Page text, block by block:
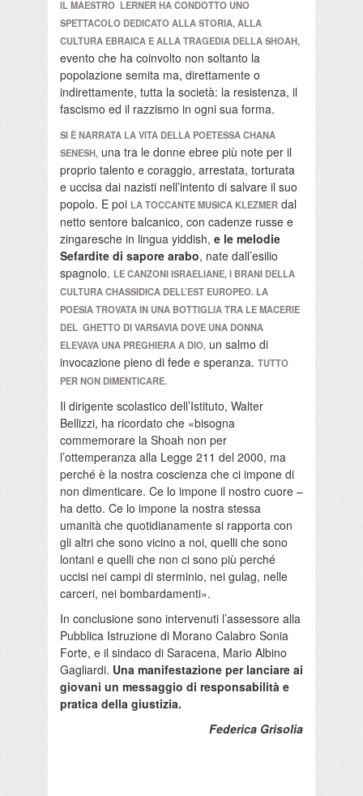
IL MAESTRO LERNER HA CONDOTTO UNO
SPETTACOLO DEDICATO ALLA STORIA, ALLA
CULTURA EBRAICA E ALLA TRAGEDIA DELLA SHOAH,
evento che ha coinvolto non soltanto la
popolazione semita ma, direttamente o
indirettamente, tutta la società: la resistenza, il
fascismo ed il razzismo in ogni sua forma.
SI È NARRATA LA VITA DELLA POETESSACHANA
SENESH, una tra le donne ebree più note per il
proprio talento e coraggio, arrestata, torturata
e uccisa dai nazisti nell’intento di salvare il suo
popolo. E poi LA TOCCANTE MUSICA KLEZMER dal
netto sentore balcanico, con cadenze russe e
zingaresche in lingua yiddish, e le melodie
Sefardite di sapore arabo, nate dall’esilio
spagnolo. LE CANZONI ISRAELIANE, I BRANI DELLA
CULTURA CHASSIDICA DELL’EST EUROPEO. LA
POESIA TROVATA IN UNA BOTTIGLIA TRA LE MACERIE
DEL GHETTO DI VARSAVIA DOVE UNA DONNA
ELEVAVA UNA PREGHIERA A DIO, un salmo di
invocazione pieno di fede e speranza. TUTTO
PER NON DIMENTICARE.
Il dirigente scolastico dell’Istituto, Walter
Bellizzi, ha ricordato che «bisogna
commemorare la Shoah non per
l’ottemperanza alla Legge 211 del 2000, ma
perché è la nostra coscienza che ci impone di
non dimenticare. Ce lo impone il nostro cuore –
ha detto. Ce lo impone la nostra stessa
umanità che quotidianamente si rapporta con
gli altri che sono vicino a noi, quelli che sono
lontani e quelli che non ci sono più perché
uccisi nei campi di sterminio, nei gulag, nelle
carceri, nei bombardamenti».
In conclusione sono intervenuti l’assessore alla
Pubblica Istruzione di Morano Calabro Sonia
Forte, e il sindaco di Saracena, Mario Albino
Gagliardi. Una manifestazione per lanciare ai
giovani un messaggio di responsabilità e
pratica della giustizia.
Federica Grisolia